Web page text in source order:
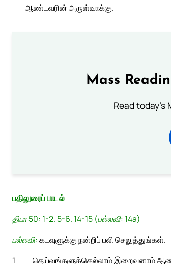
ஆண்டவரின் அருள்வாக்கு.
Mass
Read today's
பதிலுரைப் பாடல்
திபா 50: 1-2. 5-6. 14-15 (பல்லவி: 14a)
பல்லவி:கடவுளுக்கு நன்றிப் பலி செலுத்துங்கள்.
1
தெய்வங்களுக்கெல்லாம் இறைவனாம்